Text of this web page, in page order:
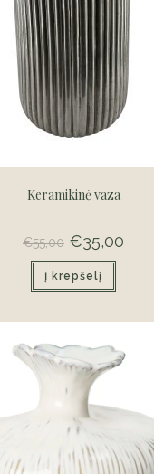
Keramikinė vaza
€55,00 Original
price
was:
€55,00.
€35,00
Į krepšelį